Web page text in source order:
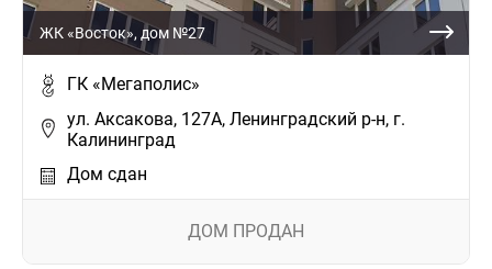
ЖК «Восток», дом №27
ГК «Мегаполис»
ул. Аксакова, 127А, Ленинградский р-н, г.
Калининград
Дом сдан
ДОМ ПРОДАН